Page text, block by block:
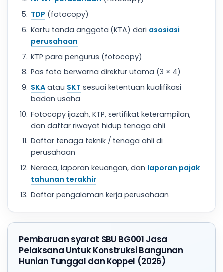
TDP (fotocopy)
Kartu tanda anggota (KTA) dari asosiasi
perusahaan
KTP para pengurus (fotocopy)
Pas foto berwarna direktur utama (3 × 4)
SKA atau SKT sesuai ketentuan kualifikasi
badan usaha
Fotocopy ijazah, KTP, sertifikat keterampilan,
dan daftar riwayat hidup tenaga ahli
Daftar tenaga teknik / tenaga ahli di
perusahaan
Neraca, laporan keuangan, dan laporan pajak
tahunan terakhir
Daftar pengalaman kerja perusahaan
Pembaruan syarat SBU BG001 Jasa
Pelaksana Untuk Konstruksi Bangunan
Hunian Tunggal dan Koppel (2026)